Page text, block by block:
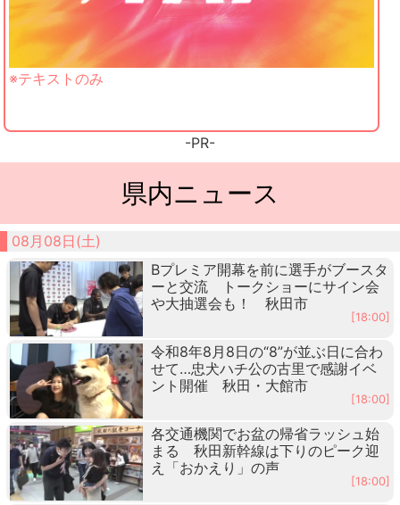
※テキストのみ
-PR-
県内ニュース
08月08日(土)
Bプレミア開幕を前に選手がブースタ
ーと交流 トークショーにサイン会
や大抽選会も！ 秋田市
[18:00]
令和8年8月8日の“8”が並ぶ日に合わ
せて…忠犬ハチ公の古里で感謝イベ
ント開催 秋田・大館市
[18:00]
各交通機関でお盆の帰省ラッシュ始
まる 秋田新幹線は下りのピーク迎
え「おかえり」の声
[18:00]